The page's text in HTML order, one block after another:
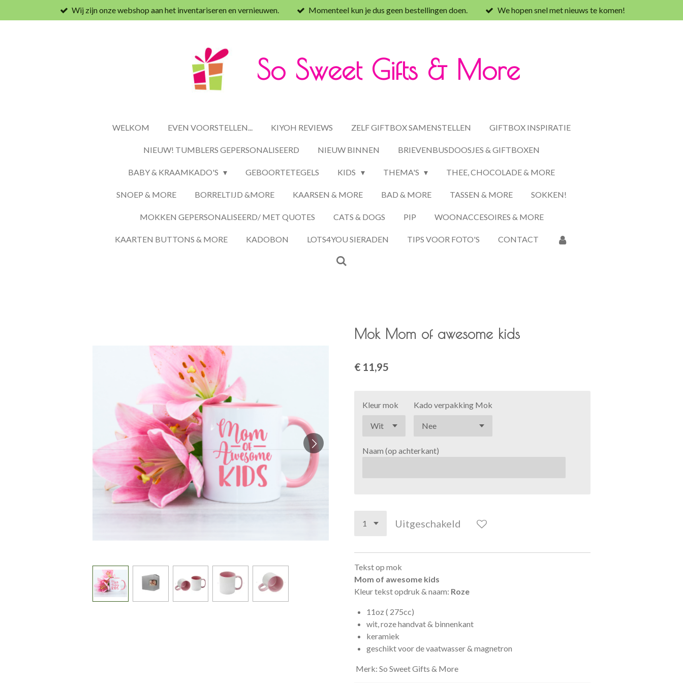
direct
Wij zijn onze webshop aan het inventariseren en vernieuwen. Momenteel kun je dus geen bestellingen doen. We hopen snel met nieuws te komen!
So Sweet Gifts & More
WELKOM EVEN VOORSTELLEN... KIYOH REVIEWS ZELF GIFTBOX SAMENSTELLEN GIFTBOX INSPIRATIE
NIEUW! TUMBLERS GEPERSONALISEERD NIEUW BINNEN BRIEVENBUSDOOSJES & GIFTBOXEN
BABY & KRAAMKADO'S GEBOORTETEGELS KIDS THEMA'S THEE, CHOCOLADE & MORE
SNOEP & MORE BORRELTIJD &MORE KAARSEN & MORE BAD & MORE TASSEN & MORE SOKKEN!
MOKKEN GEPERSONALISEERD/ MET QUOTES CATS & DOGS PIP WOONACCESOIRES & MORE
KAARTEN BUTTONS & MORE KADOBON LOTS4YOU SIERADEN TIPS VOOR FOTO'S CONTACT
Mok Mom of awesome kids
€ 11,95
Kleur mok Kado verpakking Mok
Naam (op achterkant)
Uitgeschakeld
Tekst op mok
Mom of awesome kids
Kleur tekst opdruk & naam: Roze
11oz ( 275cc)
wit, roze handvat & binnenkant
keramiek
geschikt voor de vaatwasser & magnetron
Merk: So Sweet Gifts & More